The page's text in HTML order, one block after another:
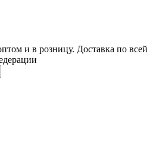
и в розницу. Доставка по всей